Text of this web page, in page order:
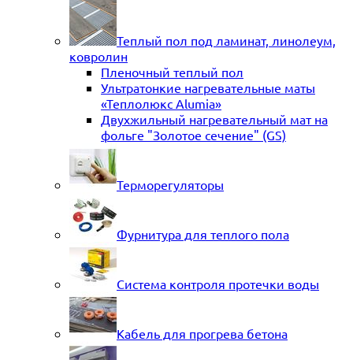
Теплый пол под ламинат, линолеум,
ковролин
Пленочный теплый пол
Ультратонкие нагревательные маты
«Теплолюкс Alumia»
Двухжильный нагревательный мат на
фольге "Золотое сечение" (GS)
Терморегуляторы
Фурнитура для теплого пола
Система контроля протечки воды
Кабель для прогрева бетона